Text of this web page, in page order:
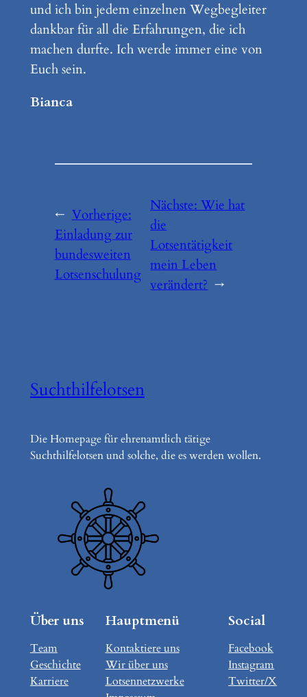
und ich bin jedem einzelnen Wegbegleiter
dankbar für all die Erfahrungen, die ich
machen durfte. Ich werde immer eine von
Euch sein.
Bianca
← Vorherige:
Einladung zur
bundesweiten
Lotsenschulung
Nächste:Wie hat
die
Lotsentätigkeit
mein Leben
verändert? →
Suchthilfelotsen
Die Homepage für ehrenamtlich tätige
Suchthilfelotsen und solche, die es werden wollen.
Über uns
Team
Geschichte
Karriere
Hauptmenü
Kontaktiere uns
Wir über uns
Lotsennetzwerke
Social
Facebook
Instagram
Twitter/X